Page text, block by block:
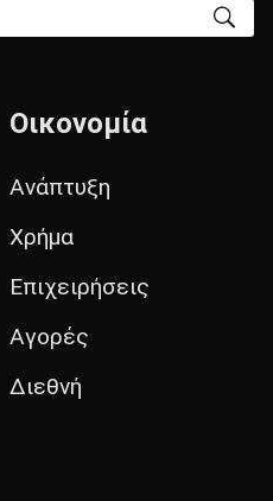
Οικονομία
Ανάπτυξη
Χρήμα
Επιχειρήσεις
Αγορές
Διεθνή